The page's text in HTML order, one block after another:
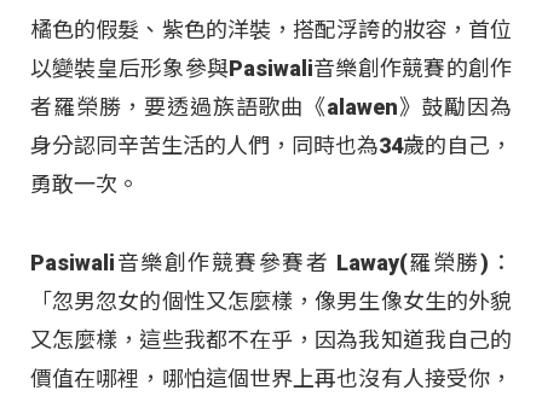
橘色的假髮、紫色的洋裝，搭配浮誇的妝容，首位
以變裝皇后形象參與Pasiwali音樂創作競賽的創作
者羅榮勝，要透過族語歌曲《alawen》鼓勵因為
身分認同辛苦生活的人們，同時也為34歲的自己，
勇敢一次。
Pasiwali音樂創作競賽參賽者 Laway(羅榮勝)：
「忽男忽女的個性又怎麼樣，像男生像女生的外貌
又怎麼樣，這些我都不在乎，因為我知道我自己的
價值在哪裡，哪怕這個世界上再也沒有人接受你，